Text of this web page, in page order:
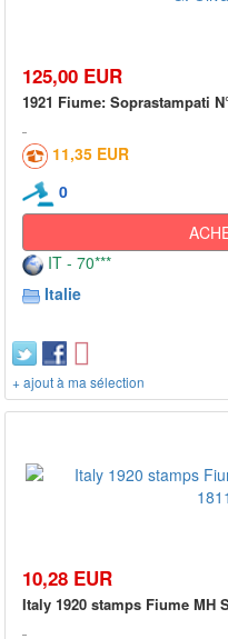
125,00 EUR
1921 Fiume: Soprastampati
11,35 EUR
0
IT - 70***
Italie
+ ajout à ma sélection
10,28 EUR
Italy 1920 stamps Fiume MH